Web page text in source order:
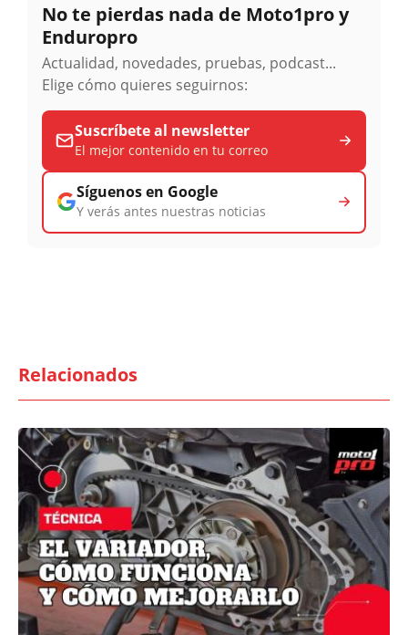
No te pierdas nada de Moto1pro y
Enduropro
Actualidad, novedades, pruebas, podcast...
Elige cómo quieres seguirnos:
Suscríbete al newsletter
El mejor contenido en tu correo
Síguenos en Google
Y verás antes nuestras noticias
Relacionados